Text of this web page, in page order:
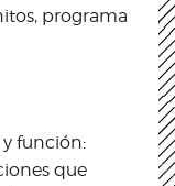
programa
y función:
que